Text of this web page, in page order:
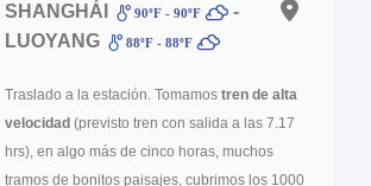
SHANGHÁI 90ºF - 90ºF
-
LUOYANG
88ºF - 88ºF
Traslado a la estación. Tomamos tren de alta
velocidad (previsto tren con salida a las 7.17
hrs), en algo más de cinco horas, muchos
tramos de bonitos paisajes, cubrimos los 1000